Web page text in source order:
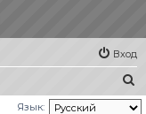
Вход
о
Язык: